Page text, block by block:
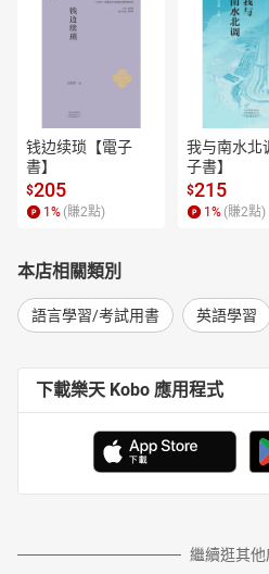
钱边续琐【電子
書】
$205
1 % (賺2點)
我与南水北
子書】
$215
1 % (賺2點)
本店相關類別
語言學習/考試用書 英語學習
下載樂天 Kobo 應用程式
繼續逛其他